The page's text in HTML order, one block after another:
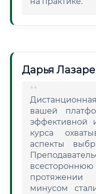
Дарья
вашей
эффективной
курса
аспекты
минусом